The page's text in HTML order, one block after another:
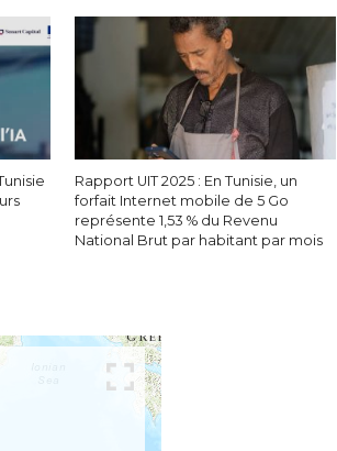
Rapport UIT 2025 : En Tunisie, un
forfait Internet mobile de 5 Go
représente 1,53 % du Revenu
National Brut par habitant par mois